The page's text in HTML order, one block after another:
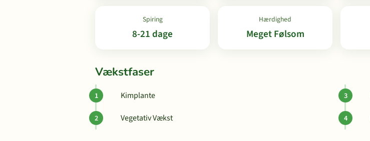
Spiring
8-21 dage
Hærdighed
Meget Følsom
Vækstfaser
Kimplante
Vegetativ Vækst